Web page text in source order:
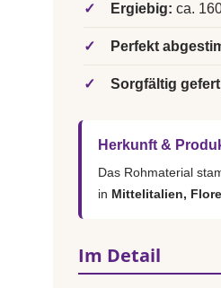
✓ Ergiebig: ca.
✓ Perfekt
✓ Sorgfältig
Herkunft &
Das Rohmaterial
in Mittelitalien,
Im Detail